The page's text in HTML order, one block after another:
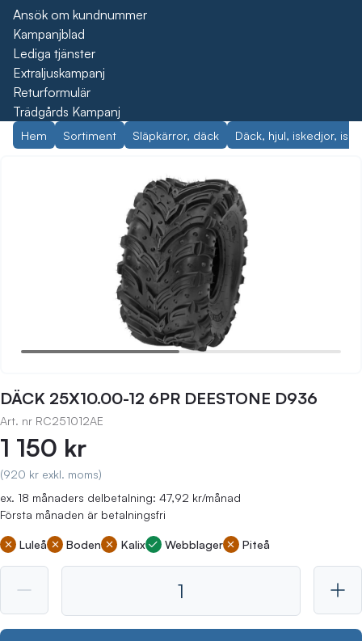
Ansök om kundnummer
Kampanjblad
Lediga tjänster
Extraljuskampanj
Returformulär
Trädgårds Kampanj
Hem Sortiment Släpkärror, däck Däck, hjul, iskedjor,
DÄCK 25X10.00-12 6PR DEESTONE D936
Art. nr RC251012AE
1 150 kr
(920 kr exkl. moms)
ex. 18 månaders delbetalning: 47,92 kr/månad
Första månaden är betalningsfri
Luleå Boden Kalix Webblager Piteå